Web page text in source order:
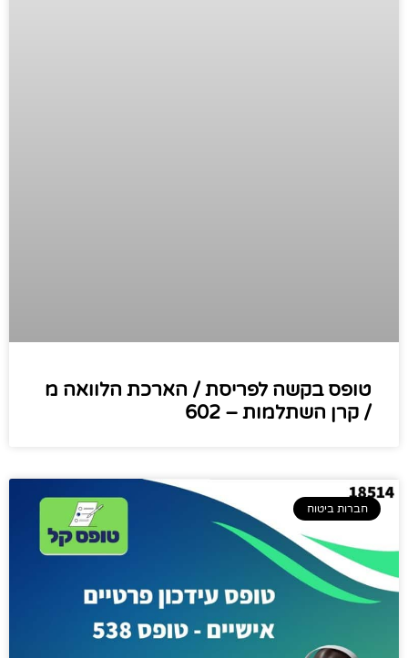
טופס בקשה לפריסת / הארכת הלוואה מ
/ קרן השתלמות – 602
חברות ביטוח